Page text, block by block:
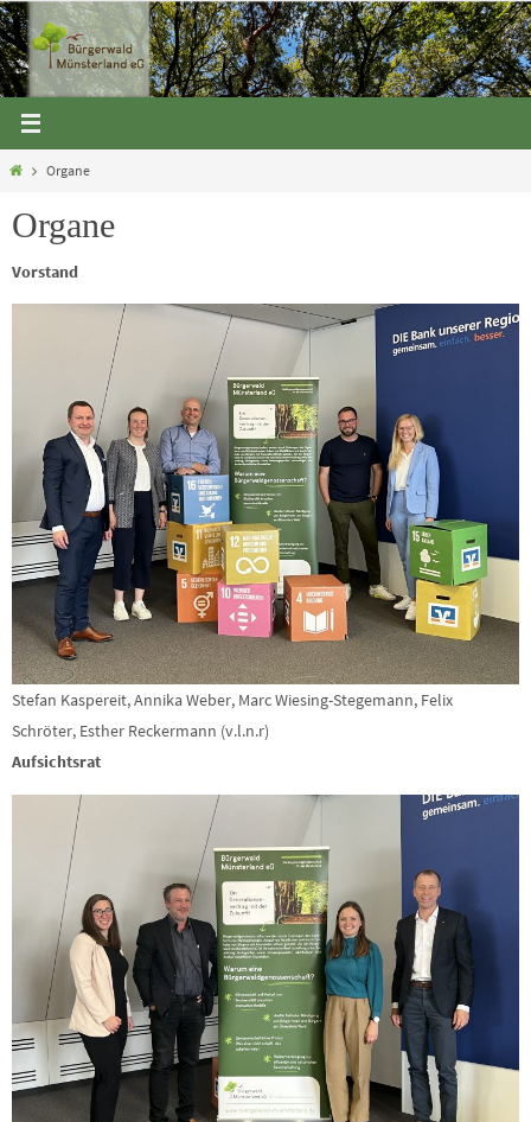
Zum
Inhalt
springen
StartOrgane
Organe
Vorstand
Stefan Kaspereit, Annika Weber, Marc Wiesing-Stegemann, Felix
Schröter, Esther Reckermann (v.l.n.r)
Aufsichtsrat